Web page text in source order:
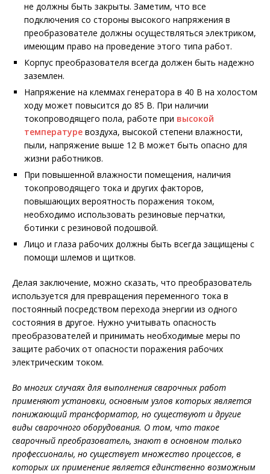
не должны быть закрыты. Заметим, что все
подключения со стороны высокого напряжения в
преобразователе должны осуществляться электриком,
имеющим право на проведение этого типа работ.
Корпус преобразователя всегда должен быть надежно
заземлен.
Напряжение на клеммах генератора в 40 В на холостом
ходу может повысится до 85 В. При наличии
токопроводящего пола, работе при высокой
температуре воздуха, высокой степени влажности,
пыли, напряжение выше 12 В может быть опасно для
жизни работников.
При повышенной влажности помещения, наличия
токопроводящего тока и других факторов,
повышающих вероятность поражения током,
необходимо использовать резиновые перчатки,
ботинки с резиновой подошвой.
Лицо и глаза рабочих должны быть всегда защищены с
помощи шлемов и щитков.
Делая заключение, можно сказать, что преобразователь
используется для превращения переменного тока в
постоянный посредством перехода энергии из одного
состояния в другое. Нужно учитывать опасность
преобразователей и принимать необходимые меры по
защите рабочих от опасности поражения рабочих
электрическим током.
Во многих случаях для выполнения сварочных работ
применяют установки, основным узлов которых является
понижающий трансформатор, но существуют и другие
виды сварочного оборудования. О том, что такое
сварочный преобразователь, знают в основном только
профессионалы, но существует множество процессов, в
которых их применение является единственно возможным